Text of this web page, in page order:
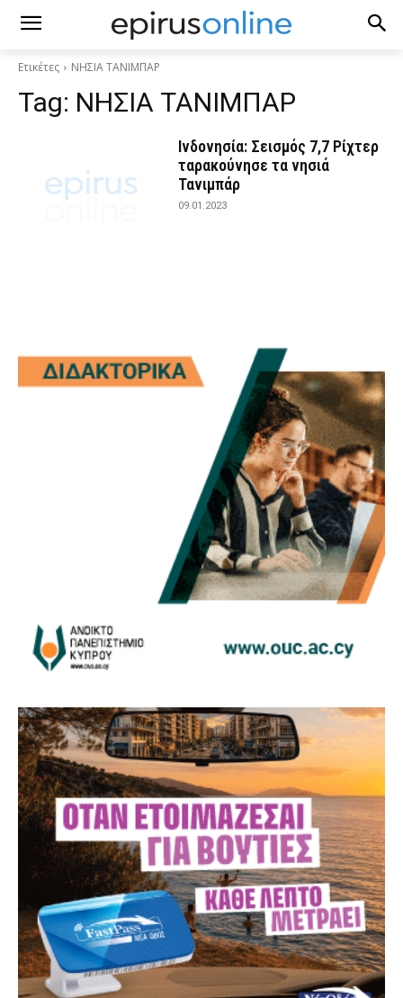
Ετικέτες ΝΗΣΙΑ ΤΑΝΙΜΠΑΡ
Tag: ΝΗΣΙΑ ΤΑΝΙΜΠΑΡ
Ινδονησία: Σεισμός 7,7 Ρίχτερ
ταρακούνησε τα νησιά
Τανιμπάρ
09.01.2023